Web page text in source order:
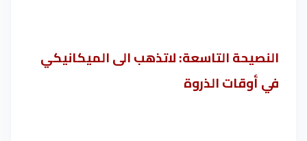
النصيحة التاسعة: لاتذهب الى الميكانيكي
في أوقات الذروة